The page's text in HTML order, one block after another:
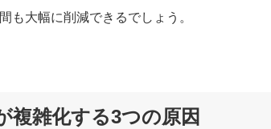
も大幅に削減できるでしょう。
複雑化する3つの原因